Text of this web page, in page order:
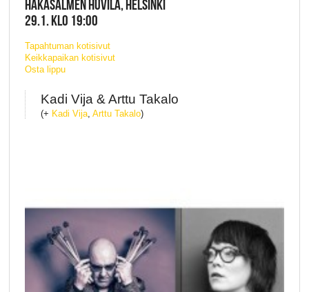
HAKASALMEN HUVILA, HELSINKI
29.1. KLO 19:00
Tapahtuman kotisivut
Keikkapaikan kotisivut
Osta lippu
Kadi Vija & Arttu Takalo
(+ Kadi Vija, Arttu Takalo)